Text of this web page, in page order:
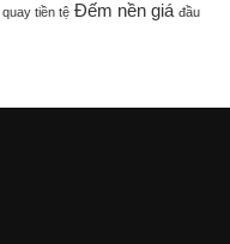
quay tiền tệ Đếm nền giá đầu